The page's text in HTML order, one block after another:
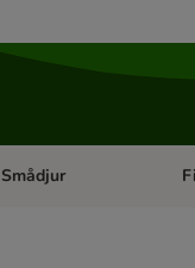
category menu: Katt
Smådjur